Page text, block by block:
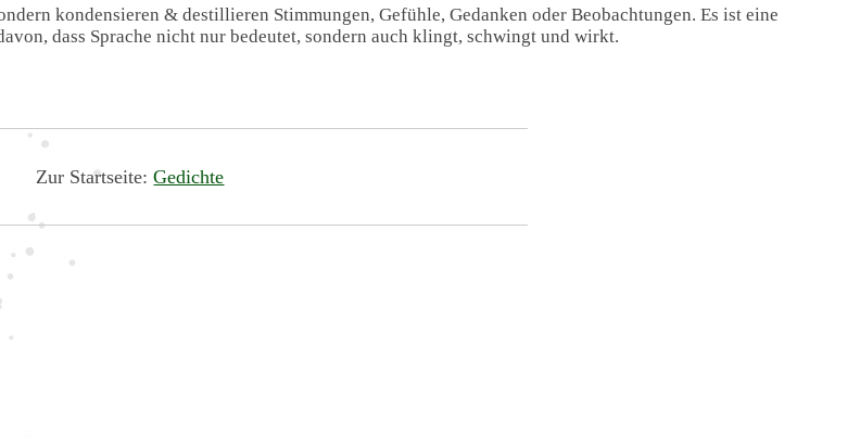
kondensieren & destillieren Stimmungen, Gefühle, Gedanken oder Beobachtungen. Es ist eine
dass Sprache nicht nur bedeutet, sondern auch klingt, schwingt und wirkt.
Zur Startseite:Gedichte